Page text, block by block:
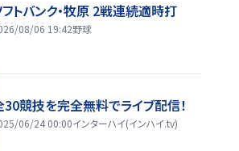
フトバンク・牧原 2戦連続適時打
08/06 19:42野球
30競技を完全無料でライブ配信！
06/24 00:00インターハイ(インハイ.tv)